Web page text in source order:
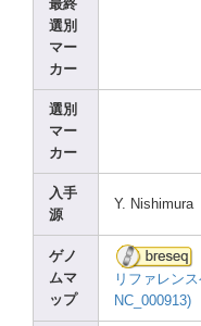
最終
選別
マー
カー
選別
マー
カー
入手
源
Y. Nishimura
ゲノ
ムマ
ップ
リファレン
NC_000913)